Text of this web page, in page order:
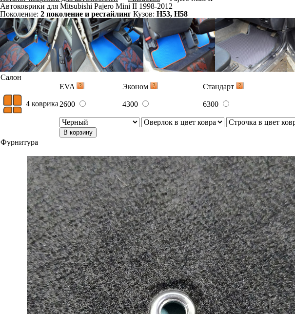
Автоковрики для Mitsubishi Pajero Mini II 1998-2012
Поколение: 2 поколение и рестайлинг Кузов: H53, H58
Салон
EVA
Эконом Стандарт
4 коврика 2600 4300 6300
В корзину
Фурнитура